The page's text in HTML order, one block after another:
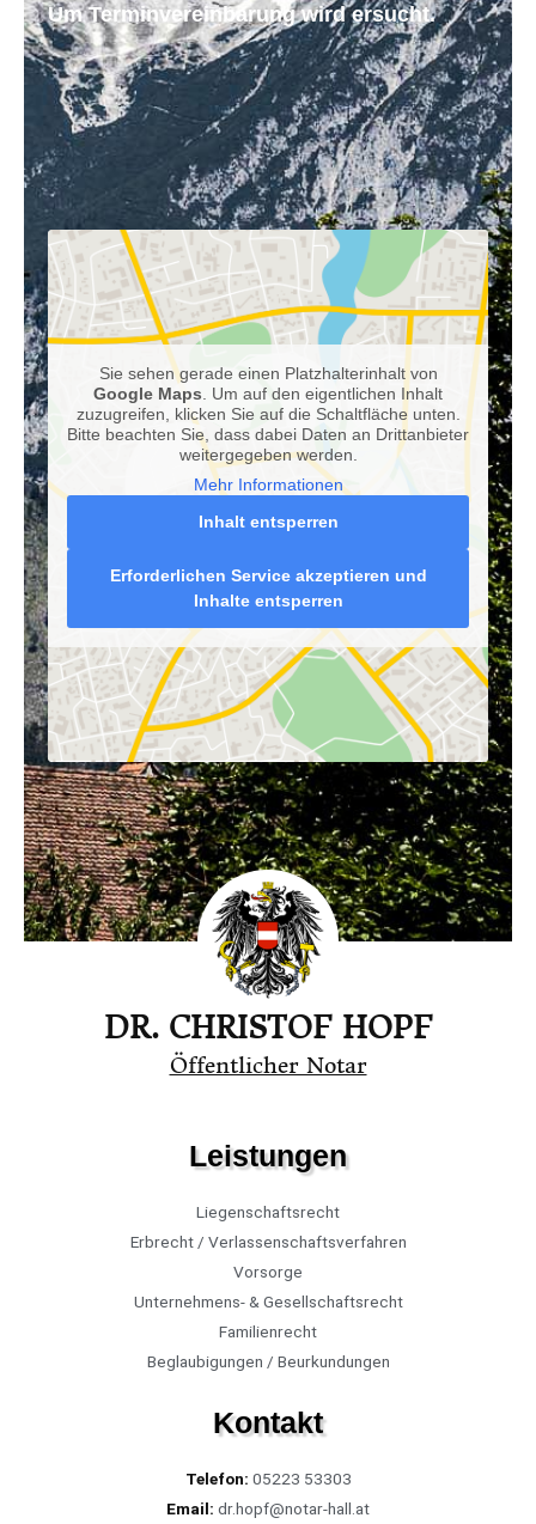
Um Terminvereinbarung wird ersucht.
Sie sehen gerade einen Platzhalterinhalt von
Google Maps . Um auf den eigentlichen Inhalt
zuzugreifen, klicken Sie auf die Schaltfläche unten.
Bitte beachten Sie, dass dabei Daten an Drittanbieter
weitergegeben werden.
Mehr Informationen
Inhalt entsperren
Erforderlichen Service akzeptieren und
Inhalte entsperren
DR. CHRISTOF HOPF
Öffentlicher Notar
Leistungen
Liegenschaftsrecht
Erbrecht / Verlassenschaftsverfahren
Vorsorge
Unternehmens- & Gesellschaftsrecht
Familienrecht
Beglaubigungen / Beurkundungen
Kontakt
Telefon: 05223 53303
Email: dr.hopf@notar-hall.at